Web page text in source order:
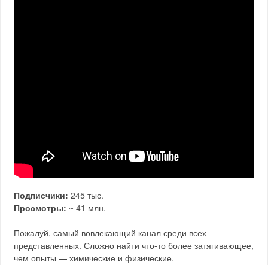
Подписчики: 245 тыс.
Просмотры: ~ 41 млн.
Пожалуй, самый вовлекающий канал среди всех
представленных. Сложно найти что-то более затягивающее,
чем опыты — химические и физические.